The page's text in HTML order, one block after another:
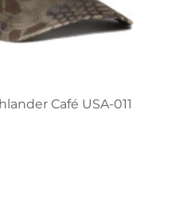
Café USA-011